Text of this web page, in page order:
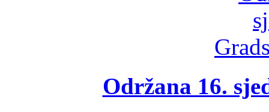
Održana 16.